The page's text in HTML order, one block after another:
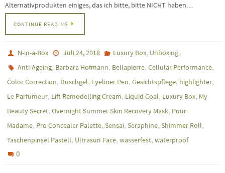
Alternativprodukten einiges, das ich bitte, bitte NICHT haben…
CONTINUE READING
N-in-a-Box Juli 24, 2018 Luxury Box, Unboxing
Anti-Ageing, Barbara Hofmann, Bellapierre,Cellular Performance,
Color Correction, Duschgel, Eyeliner Pen, Gesichtspflege, highlighter,
Le Parfumeur, Lift Remodelling Cream, Liquid Coal, Luxury Box, My
Beauty Secret, Overnight Summer Skin Recovery Mask, Pour
Madame, Pro Concealer Palette, Sensai, Seraphine, Shimmer Roll,
Taschenpinsel Pastell, Ultrasun Face, wasserfest, waterproof
0